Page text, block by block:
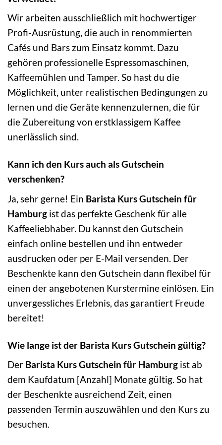
Wir arbeiten ausschließlich mit hochwertiger
Profi-Ausrüstung, die auch in renommierten
Cafés und Bars zum Einsatz kommt. Dazu
gehören professionelle Espressomaschinen,
Kaffeemühlen und Tamper. So hast du die
Möglichkeit, unter realistischen Bedingungen zu
lernen und die Geräte kennenzulernen, die für
die Zubereitung von erstklassigem Kaffee
unerlässlich sind.
Kann ich den Kurs auch als Gutschein
verschenken?
Ja, sehr gerne! Ein Barista Kurs Gutschein für
Hamburg ist das perfekte Geschenk für alle
Kaffeeliebhaber. Du kannst den Gutschein
einfach online bestellen und ihn entweder
ausdrucken oder per E-Mail versenden. Der
Beschenkte kann den Gutschein dann flexibel für
einen der angebotenen Kurstermine einlösen. Ein
unvergessliches Erlebnis, das garantiert Freude
bereitet!
Wie lange ist der Barista Kurs Gutschein gültig?
Der Barista Kurs Gutschein für Hamburg ist ab
dem Kaufdatum [Anzahl] Monate gültig. So hat
der Beschenkte ausreichend Zeit, einen
passenden Termin auszuwählen und den Kurs zu
besuchen.